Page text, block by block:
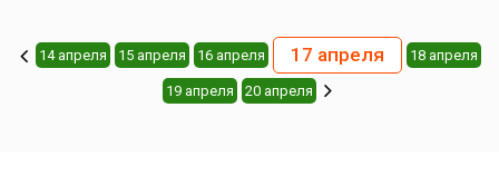
14 апреля 15 апреля 16 апреля 17 апреля 18 апреля
19 апреля 20 апреля